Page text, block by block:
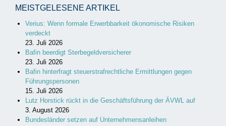
MEISTGELESENE ARTIKEL
Verius: Wenn formale Erwerbbarkeit ökonomische Risiken
verdeckt
23. Juli 2026
Bafin beerdigt Sterbegeldversicherer
23. Juli 2026
Bafin hinterfragt steuerstrafrechtliche Ermittlungen gegen
Führungspersonen
15. Juli 2026
Lutz Horstick rückt in die Geschäftsführung der ÄVWL auf
3. August 2026
Bundesländer setzen auf Unternehmensanleihen